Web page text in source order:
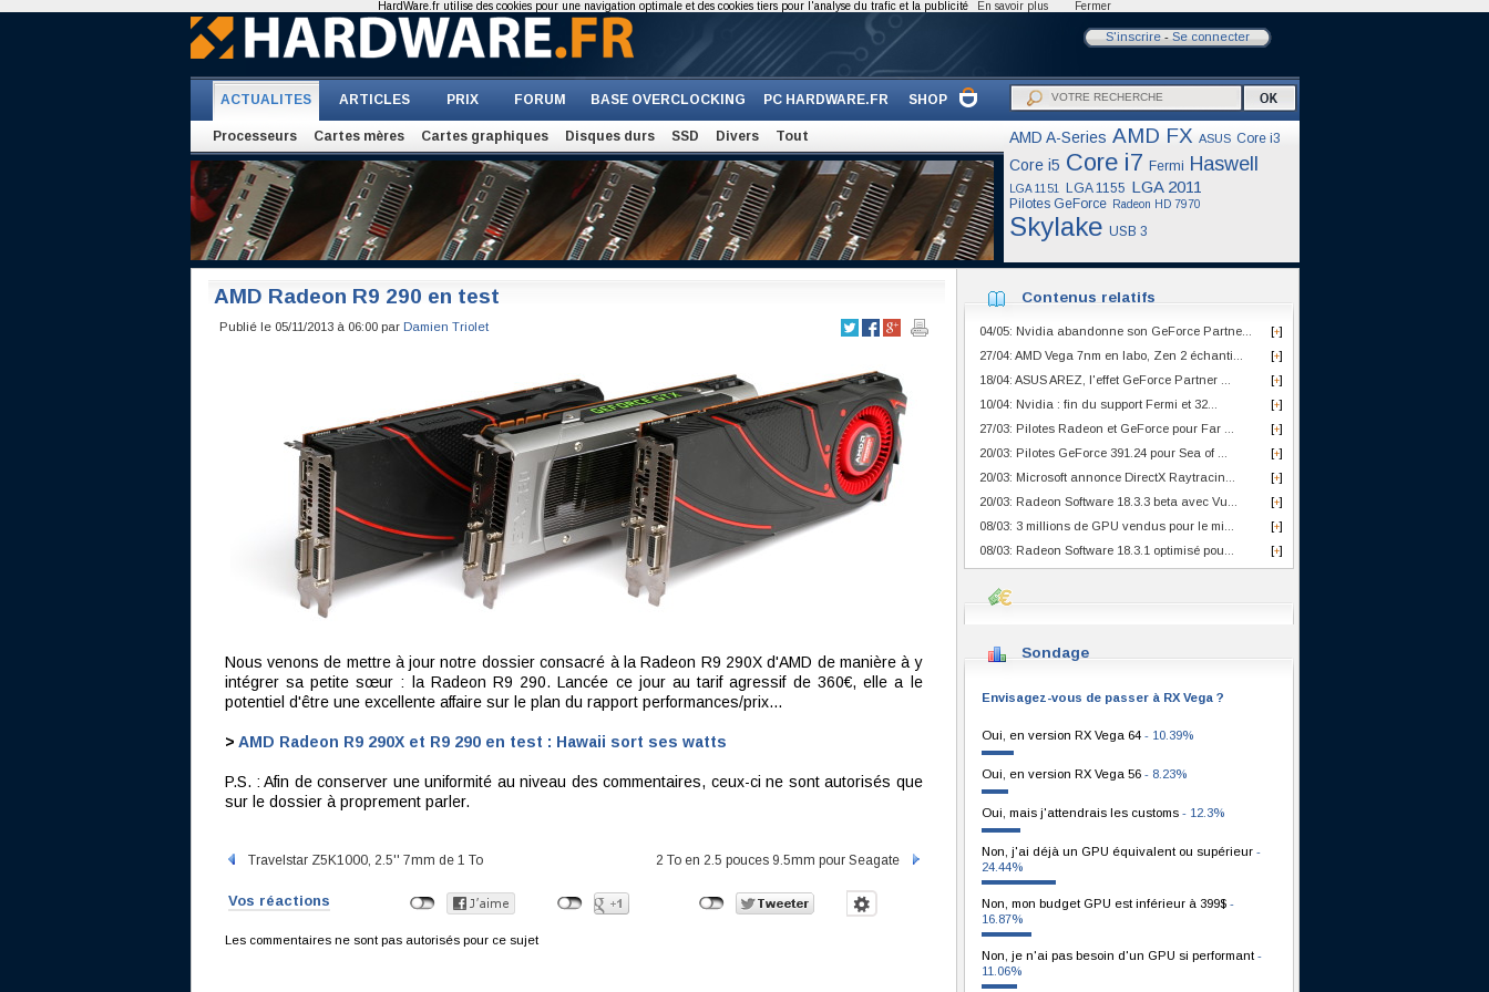
S'inscrire- Se connecter
ACTUALITES ARTICLES PRIX FORUM BASE OVERCLOCKING PC HARDWARE.FR SHOP
Processeurs Cartes mères Cartes graphiques Disques durs SSD Divers Tout AMD A-Series AMD FX ASUS Core i3
Core i5 Core i7 Fermi Haswell
LGA 1151 LGA 1155 LGA 2011
Pilotes GeForce Radeon HD 7970
Skylake USB 3
AMD Radeon R9 290 en test
Publié le 05/11/2013 à 06:00 par Damien Triolet
Nous venons de mettre à jour notre dossier consacré à la Radeon R9 290X d'AMD de manière à y
intégrer sa petite sœur : la Radeon R9 290. Lancée ce jour au tarif agressif de 360€, elle a le
potentiel d'être une excellente affaire sur le plan du rapport performances/prix…
> AMD Radeon R9 290X et R9 290 en test : Hawaii sort ses watts
P.S. : Afin de conserver une uniformité au niveau des commentaires, ceux-ci ne sont autorisés que
sur le dossier à proprement parler.
Travelstar Z5K1000, 2.5'' 7mm de 1 To 2 To en 2.5 pouces 9.5mm pour Seagate
Vos réactions
Les commentaires ne sont pas autorisés pour ce sujet
Contenus relatifs
[+]
04/05: Nvidia abandonne son GeForce Partne...
[+]
27/04: AMD Vega 7nm en labo, Zen 2 échanti...
[+]
18/04: ASUS AREZ, l'effet GeForce Partner ...
[+]
10/04: Nvidia : fin du support Fermi et 32...
[+]
27/03: Pilotes Radeon et GeForce pour Far ...
[+]
20/03: Pilotes GeForce 391.24 pour Sea of ...
[+]
20/03: Microsoft annonce DirectX Raytracin...
[+]
20/03: Radeon Software 18.3.3 beta avec Vu...
[+]
08/03: 3 millions de GPU vendus pour le mi...
[+]
08/03: Radeon Software 18.3.1 optimisé pou...
Sondage
Envisagez-vous de passer à RX Vega ?
Oui, en version RX Vega 64 - 10.39%
Oui, en version RX Vega 56 - 8.23%
Oui, mais j'attendrais les customs - 12.3%
Non, j'ai déjà un GPU équivalent ou supérieur -
24.44%
Non, mon budget GPU est inférieur à 399$ -
16.87%
Non, je n'ai pas besoin d'un GPU si performant -
11.06%
HardWare.fr utilise des cookies pour une navigation optimale et des cookies tiers pour l'analyse du trafic et la publicité En savoir plus Fermer